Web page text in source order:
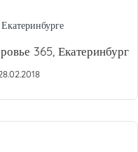
365, Екатеринбург